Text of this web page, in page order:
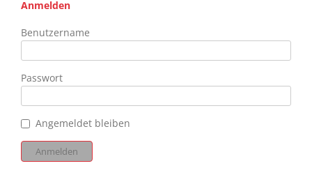
Anmelden
Benutzername
Passwort
Angemeldet bleiben